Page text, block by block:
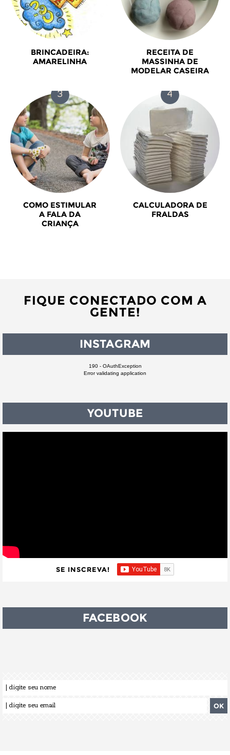
BRINCADEIRA:
AMARELINHA
RECEITA DE
MASSINHA DE
MODELAR CASEIRA
COMO ESTIMULAR
A FALA DA
CRIANÇA
CALCULADORA DE
FRALDAS
FIQUE CONECTADO COM A
GENTE!
INSTAGRAM
190 - OAuthException
Error validating application
YOUTUBE
SE INSCREVA!
FACEBOOK